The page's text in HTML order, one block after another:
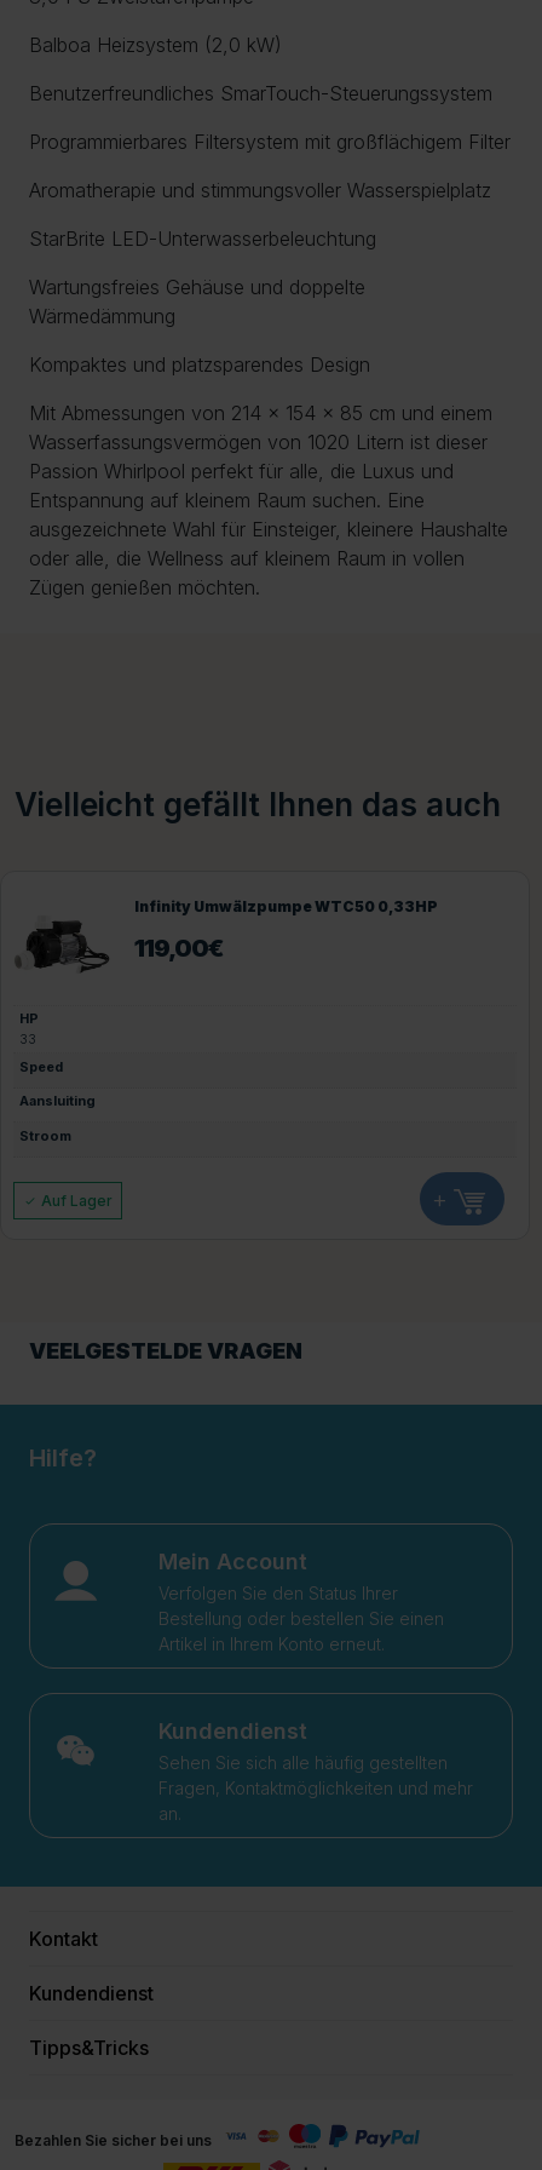
Balboa Heizsystem (2,0 kW)
Benutzerfreundliches SmarTouch-Steuerungssystem
Programmierbares Filtersystem mit großflächigem Filter
Aromatherapie und stimmungsvoller Wasserspielplatz
StarBrite LED-Unterwasserbeleuchtung
Wartungsfreies Gehäuse und doppelte
Wärmedämmung
Kompaktes und platzsparendes Design
Mit Abmessungen von 214 x 154 x 85 cm und einem
Wasserfassungsvermögen von 1020 Litern ist dieser
Passion Whirlpool perfekt für alle, die Luxus und
Entspannung auf kleinem Raum suchen. Eine
ausgezeichnete Wahl für Einsteiger, kleinere Haushalte
oder alle, die Wellness auf kleinem Raum in vollen
Zügen genießen möchten.
Vielleicht gefällt Ihnen das auch
WTC50 0,33HP
Auf Lager
VEELGESTELDE VRAGEN
Hilfe?
Mein Account
Verfolgen Sie den Status Ihrer
Bestellung oder bestellen Sie einen
Artikel in Ihrem Konto erneut.
Kundendienst
Sehen Sie sich alle häufig gestellten
Fragen, Kontaktmöglichkeiten und mehr
an.
Kontakt
Kundendienst
Tipps&Tricks
Bezahlen Sie sicher bei uns